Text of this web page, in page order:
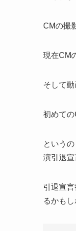
CMの撮
現在CM
そして
初めて
という
演引退宣
引退宣
るかも